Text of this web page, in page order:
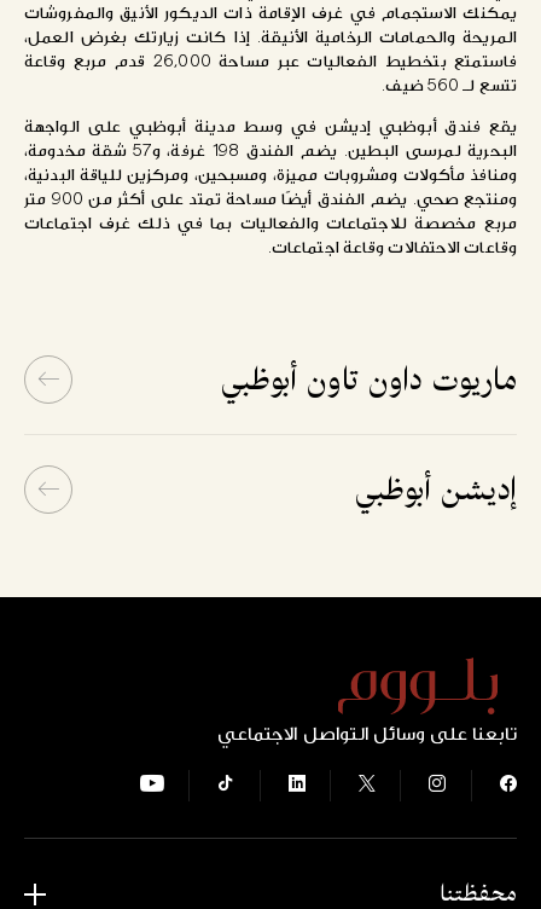
يمكنك الاستجمام في غرف الإقامة ذات الديكور الأنيق والمفروشات
المريحة والحمامات الرخامية الأنيقة. إذا كانت زيارتك بغرض العمل،
فاستمتع بتخطيط الفعاليات عبر مساحة 26,000 قدم مربع وقاعة
تتسع لـ 560 ضيف.
يقع فندق أبوظبي إديشن في وسط مدينة أبوظبي على الواجهة
البحرية لمرسى البطين. يضم الفندق 198 غرفة، و57 شقة مخدومة،
ومنافذ مأكولات ومشروبات مميزة، ومسبحين، ومركزين للياقة البدنية،
ومنتجع صحي. يضم الفندق أيضًا مساحة تمتد على أكثر من 900 متر
مربع مخصصة للاجتماعات والفعاليات بما في ذلك غرف اجتماعات
وقاعات الاحتفالات وقاعة اجتماعات.
ماريوت داون تاون أبوظبي
إديشن أبوظبي
تابعنا على وسائل التواصل الاجتماعي
محفظتنا